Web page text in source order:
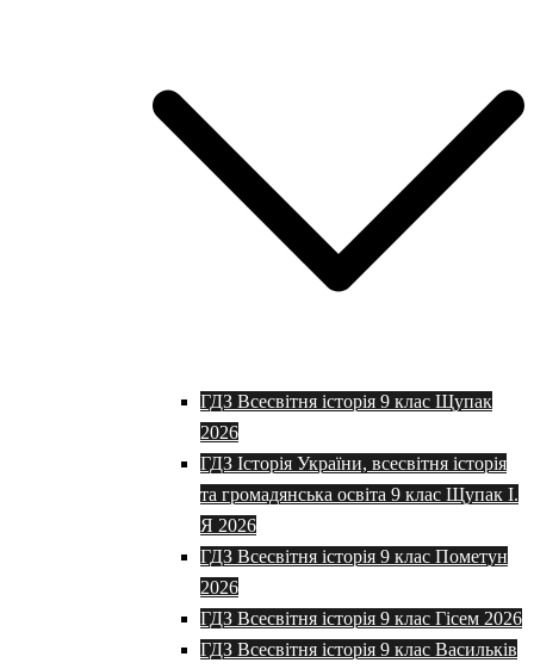
ГДЗ Всесвітня історія 9 клас Щупак
2026
ГДЗ Історія України, всесвітня історія
та громадянська освіта 9 клас Щупак І.
Я 2026
ГДЗ Всесвітня історія 9 клас Пометун
2026
ГДЗ Всесвітня історія 9 клас Гісем 2026
ГДЗ Всесвітня історія 9 клас Васильків